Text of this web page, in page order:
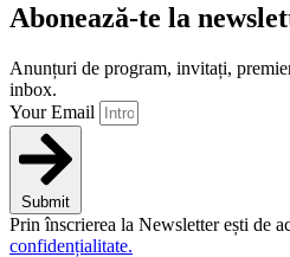
Abonează-te la
Anunțuri de program, invitați,
inbox.
Your Email
Submit
Prin înscrierea la Newsletter ești de
confidențialitate.